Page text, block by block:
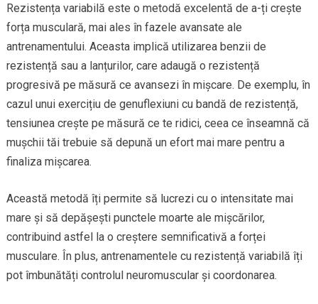
Rezistența variabilă este o metodă excelentă de a-ți crește
forța musculară, mai ales în fazele avansate ale
antrenamentului. Aceasta implică utilizarea benzii de
rezistență sau a lanțurilor, care adaugă o rezistență
progresivă pe măsură ce avansezi în mișcare. De exemplu, în
cazul unui exercițiu de genuflexiuni cu bandă de rezistență,
tensiunea crește pe măsură ce te ridici, ceea ce înseamnă că
mușchii tăi trebuie să depună un efort mai mare pentru a
finaliza mișcarea.
Această metodă îți permite să lucrezi cu o intensitate mai
mare și să depășești punctele moarte ale mișcărilor,
contribuind astfel la o creștere semnificativă a forței
musculare. În plus, antrenamentele cu rezistență variabilă îți
pot îmbunătăți controlul neuromuscular și coordonarea.